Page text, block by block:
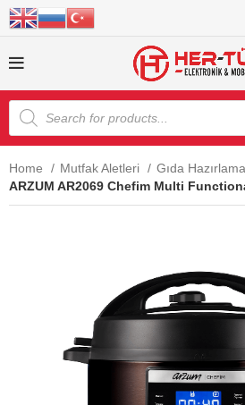
Home Mutfak Aletleri Gıda Hazırlama
ARZUM AR2069 Chefim Multi